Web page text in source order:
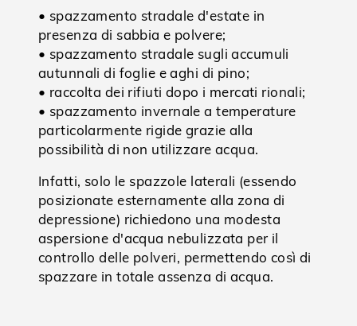
• spazzamento stradale d'estate in
presenza di sabbia e polvere;
• spazzamento stradale sugli accumuli
autunnali di foglie e aghi di pino;
• raccolta dei rifiuti dopo i mercati rionali;
• spazzamento invernale a temperature
particolarmente rigide grazie alla
possibilità di non utilizzare acqua.
Infatti, solo le spazzole laterali (essendo
posizionate esternamente alla zona di
depressione) richiedono una modesta
aspersione d'acqua nebulizzata per il
controllo delle polveri, permettendo così di
spazzare in totale assenza di acqua.